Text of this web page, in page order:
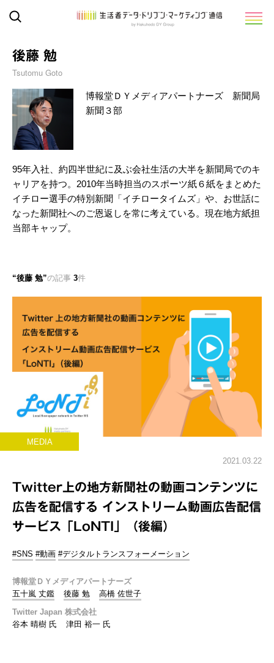
後藤 勉
Tsutomu Goto
博報堂ＤＹメディアパートナーズ 新聞局
新聞３部
95年入社、約四半世紀に及ぶ会社生活の大半を新聞局でのキ
ャリアを持つ。2010年当時担当のスポーツ紙６紙をまとめた
イチロー選手の特別新聞「イチロータイムズ」や、お世話に
なった新聞社へのご恩返しを常に考えている。現在地方紙担
当部キャップ。
後藤 勉 の記事 3件
MEDIA
2021.03.22
Twitter上の地方新聞社の動画コンテンツに
広告を配信する インストリーム動画広告配信
サービス「LoNTI」（後編）
#SNS #動画 #デジタルトランスフォーメーション
博報堂ＤＹメディアパートナーズ
五十嵐 丈鑑
後藤 勉
高橋 佐世子
Twitter Japan 株式会社
谷本 晴樹 氏
津田 裕一 氏